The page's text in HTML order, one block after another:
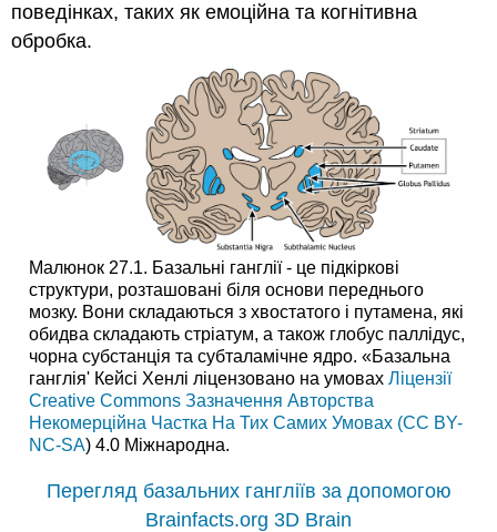
поведінках, таких як емоційна та когнітивна
обробка.
Малюнок 27.1. Базальні ганглії - це підкіркові
структури, розташовані біля основи переднього
мозку. Вони складаються з хвостатого і путамена, які
обидва складають стріатум, а також глобус паллідус,
чорна субстанція та субталамічне ядро. «Базальна
ганглія' Кейсі Хенлі ліцензовано на умовах Ліцензії
Creative Commons Зазначення Авторства
Некомерційна Частка На Тих Самих Умовах (CC BY-
NC-SA) 4.0 Міжнародна.
Перегляд базальних гангліїв за допомогою
Brainfacts.org 3D Brain